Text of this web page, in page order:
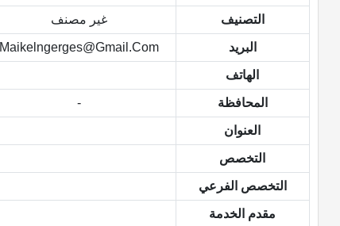
التصنيف غير مصنف
البريد Maikelngerges@gmail.com
الهاتف
المحافظة -
العنوان
التخصص
التخصص الفرعي
مقدم الخدمة